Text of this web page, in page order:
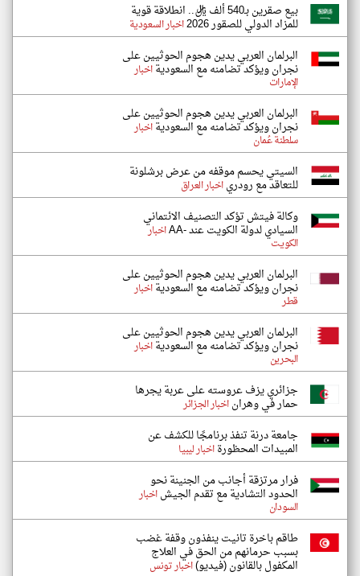
بيع صقرين بـ540 ألف ريال.. انطلاقة قوية
للمزاد الدولي للصقور 2026 اخبار السعودية
البرلمان العربي يدين هجوم الحوثيين على
نجران ويؤكد تضامنه مع السعوديةاخبار
الإمارات
البرلمان العربي يدين هجوم الحوثيين على
نجران ويؤكد تضامنه مع السعوديةاخبار
سلطنة عُمان
السيتي يحسم موقفه من عرض برشلونة
للتعاقد مع رودرياخبار العراق
وكالة فيتش تؤكد التصنيف الائتماني
السيادي لدولة الكويت عند -AA اخبار
الكويت
البرلمان العربي يدين هجوم الحوثيين على
نجران ويؤكد تضامنه مع السعوديةاخبار
قطر
البرلمان العربي يدين هجوم الحوثيين على
نجران ويؤكد تضامنه مع السعوديةاخبار
البحرين
جزائري يزف عروسته على عربة يجرها
حمار في وهراناخبار الجزائر
جامعة درنة تنفذ برنامجًا للكشف عن
المبيدات المحظورةاخبار ليبيا
فرار مرتزقة أجانب من الجنينة نحو
الحدود التشادية مع تقدم الجيشاخبار
السودان
طاقم باخرة تانيت ينفذون وقفة غضب
بسبب حرمانهم من الحق في العلاج
المكفول بالقانون (فيديو)اخبار تونس